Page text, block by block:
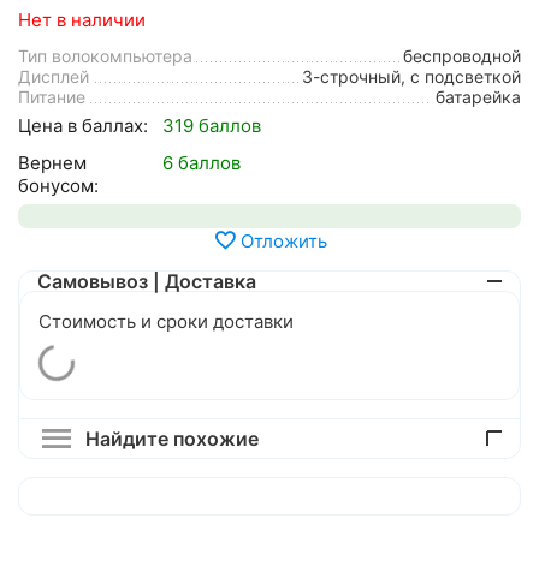
Нет в наличии
Тип волокомпьютера
беспроводной
Дисплей
3-строчный, с подсветкой
Питание
батарейка
Цена в баллах:
319 баллов
Вернем
бонусом:
6 баллов
Отложить
Самовывоз | Доставка
Стоимость и сроки доставки
Найдите похожие